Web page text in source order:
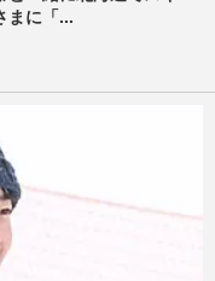
まに「...